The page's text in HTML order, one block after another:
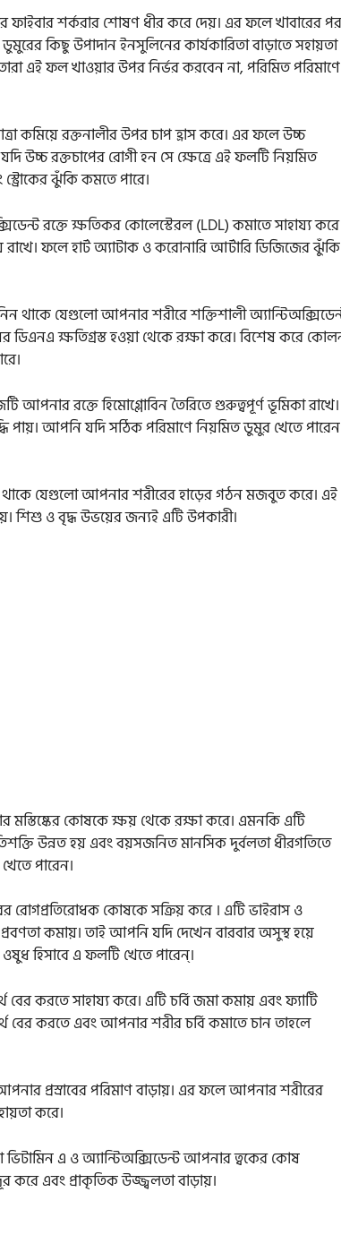
ফাইবার শর্করার শোষণ ধীর করে দেয়। এর ফলে খাবারের পর
কিছু উপাদান ইনসুলিনের কার্যকারিতা বাড়াতে সহায়তা
এই ফল খাওয়ার উপর নির্ভর করবেন না, পরিমিত পরিমাণে
কমিয়ে রক্তনালীর উপর চাপ হ্রাস করে। এর ফলে উচ্চ
উচ্চ রক্তচাপের রোগী হন সে ক্ষেত্রে এই ফলটি নিয়মিত
ঝুঁকি কমতে পারে।
রক্তে ক্ষতিকর কোলেস্টেরল (LDL) কমাতে সাহায্য
ফলে হার্ট অ্যাটাক ও করোনারি আর্টারি ডিজিজের ঝুঁকি
থাকে যেগুলো আপনার শরীরে শক্তিশালী
ডিএনএ ক্ষতিগ্রস্ত হওয়া থেকে রক্ষা করে। বিশেষ করে
রক্তে হিমোগ্লোবিন তৈরিতে গুরুত্বপূর্ণ ভূমিকা রাখে।
আপনি যদি সঠিক পরিমাণে নিয়মিত ডুমুর খেতে পারেন
থাকে যেগুলো আপনার শরীরের হাড়ের গঠন মজবুত করে। এই
শিশু ও বৃদ্ধ উভয়ের জন্যই এটি উপকারী।
মস্তিষ্কের কোষকে ক্ষয় থেকে রক্ষা করে। এমনকি এটি
উন্নত হয় এবং বয়সজনিত মানসিক দুর্বলতা ধীরগতিতে
পারেন।
রোগপ্রতিরোধক কোষকে সক্রিয় করে । এটি ভাইরাস ও
কমায়। তাই আপনি যদি দেখেন বারবার অসুস্থ হয়ে
হিসাবে এ ফলটি খেতে পারেন্।
করতে সাহায্য করে। এটি চর্বি জমা কমায় এবং ফ্যাটি
বের করতে এবং আপনার শরীর চর্বি কমাতে চান তাহলে
প্রস্রাবের পরিমাণ বাড়ায়। এর ফলে আপনার শরীরের
করে।
ভিটামিন এ ও অ্যান্টিঅক্সিডেন্ট আপনার ত্বকের কোষ
করে এবং প্রাকৃতিক উজ্জ্বলতা বাড়ায়।